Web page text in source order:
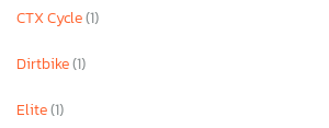
CTX Cycle(1)
Dirtbike(1)
Elite(1)